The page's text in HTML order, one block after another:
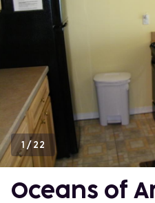
1/22
Oceans of